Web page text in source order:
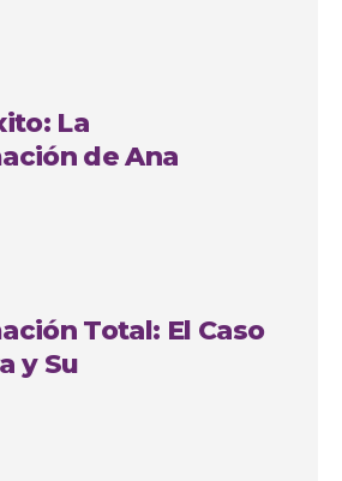
La
de Ana
Arango con
Total: El Caso
y Su
en
Esthetic